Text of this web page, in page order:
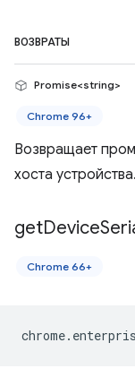
ВОЗВРАТЫ
Promise<string>
Chrome 96+
Возвращает
хоста устройства.
getDevice
Chrome 66+
chrome.